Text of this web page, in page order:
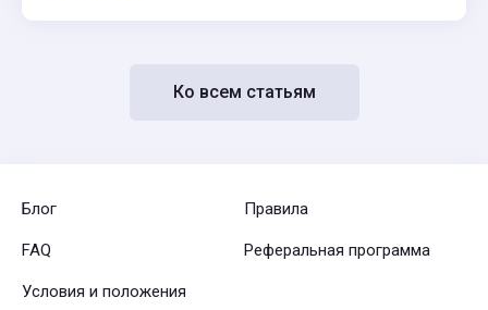
Ко всем статьям
Блог
FAQ
Правила
Реферальная программа
Условия и положения